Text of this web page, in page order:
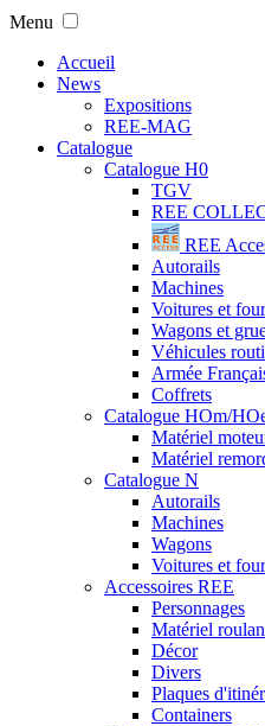
Menu
Accueil
News
Expositions
REE-MAG
Catalogue
Catalogue H0
TGV
REE
REE
Autorails
Machines
Voitures et
Wagons et
Véhicules
Armée
Coffrets
Catalogue HOm/
Matériel
Matériel
Catalogue N
Autorails
Machines
Wagons
Voitures et
Accessoires REE
Personnages
Matériel
Décor
Divers
Plaques
Containers